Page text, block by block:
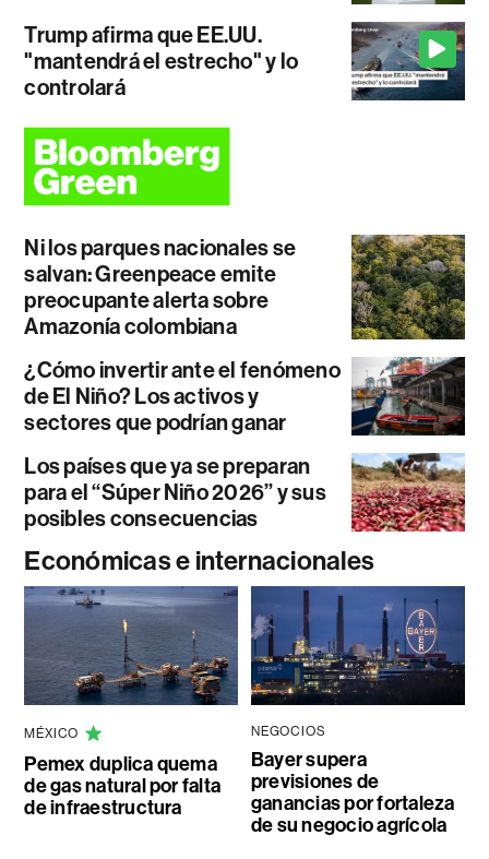
Trump afirma que EE.UU.
"mantendrá el estrecho" y lo
controlará
Ni los parques nacionales se
salvan: Greenpeace emite
preocupante alerta sobre
Amazonía colombiana
¿Cómo invertir ante el fenómeno
de El Niño? Los activos y
sectores que podrían ganar
Los países que ya se preparan
para el “Súper Niño 2026” y sus
posibles consecuencias
Económicas e internacionales
MÉXICO
Pemex duplica quema
de gas natural por falta
de infraestructura
NEGOCIOS
Bayer supera
previsiones de
ganancias por fortaleza
de su negocio agrícola